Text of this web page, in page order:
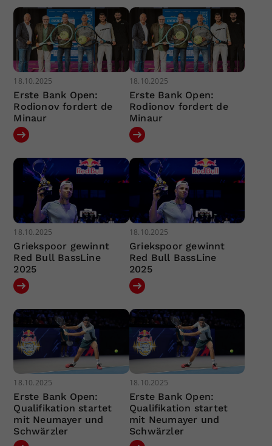
18.10.2025
Erste Bank Open:
Rodionov fordert de
Minaur
18.10.2025
Erste Bank Open:
Rodionov fordert de
Minaur
18.10.2025
Griekspoor gewinnt
Red Bull BassLine
2025
18.10.2025
Griekspoor gewinnt
Red Bull BassLine
2025
18.10.2025
Erste Bank Open:
Qualifikation startet
mit Neumayer und
Schwärzler
18.10.2025
Erste Bank Open:
Qualifikation startet
mit Neumayer und
Schwärzler